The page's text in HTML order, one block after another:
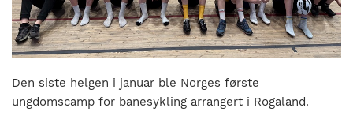
til
bli
en
folkesport.
Den siste helgen i januar ble Norges første
ungdomscamp for banesykling arrangert i Rogaland.